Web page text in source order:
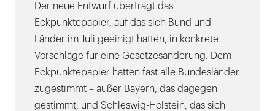
Der neue Entwurf überträgt das
Eckpunktepapier, auf das sich Bund und
Länder im Juli geeinigt hatten, in konkrete
Vorschläge für eine Gesetzesänderung. Dem
Eckpunktepapier hatten fast alle Bundesländer
zugestimmt – außer Bayern, das dagegen
gestimmt, und Schleswig-Holstein, das sich